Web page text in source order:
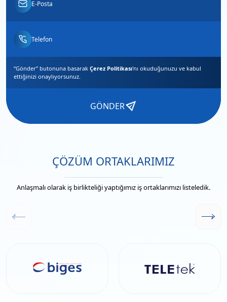
“Gönder” butonuna basarak Çerez Politikası'nı okuduğunuzu ve kabul
ettiğinizi onaylıyorsunuz.
GÖNDER
ÇÖZÜM ORTAKLARIMIZ
Anlaşmalı olarak iş birlikteliği yaptığımız iş ortaklarımızı listeledik.